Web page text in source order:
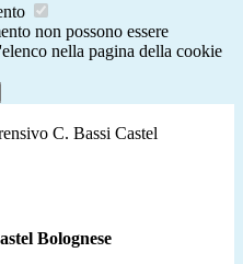
non possono essere
nella pagina della cookie
C. Bassi Castel
Bolognese